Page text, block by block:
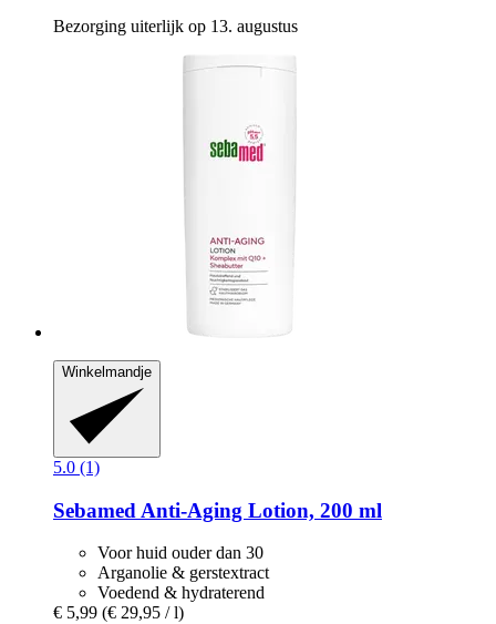
Bezorging uiterlijk op 13. augustus
Winkelmandje
5.0 (1)
Sebamed Anti-​Aging Lotion, 200 ml
Voor huid ouder dan 30
Arganolie & gerstextract
Voedend & hydraterend
€ 5,99 (€ 29,95 / l)